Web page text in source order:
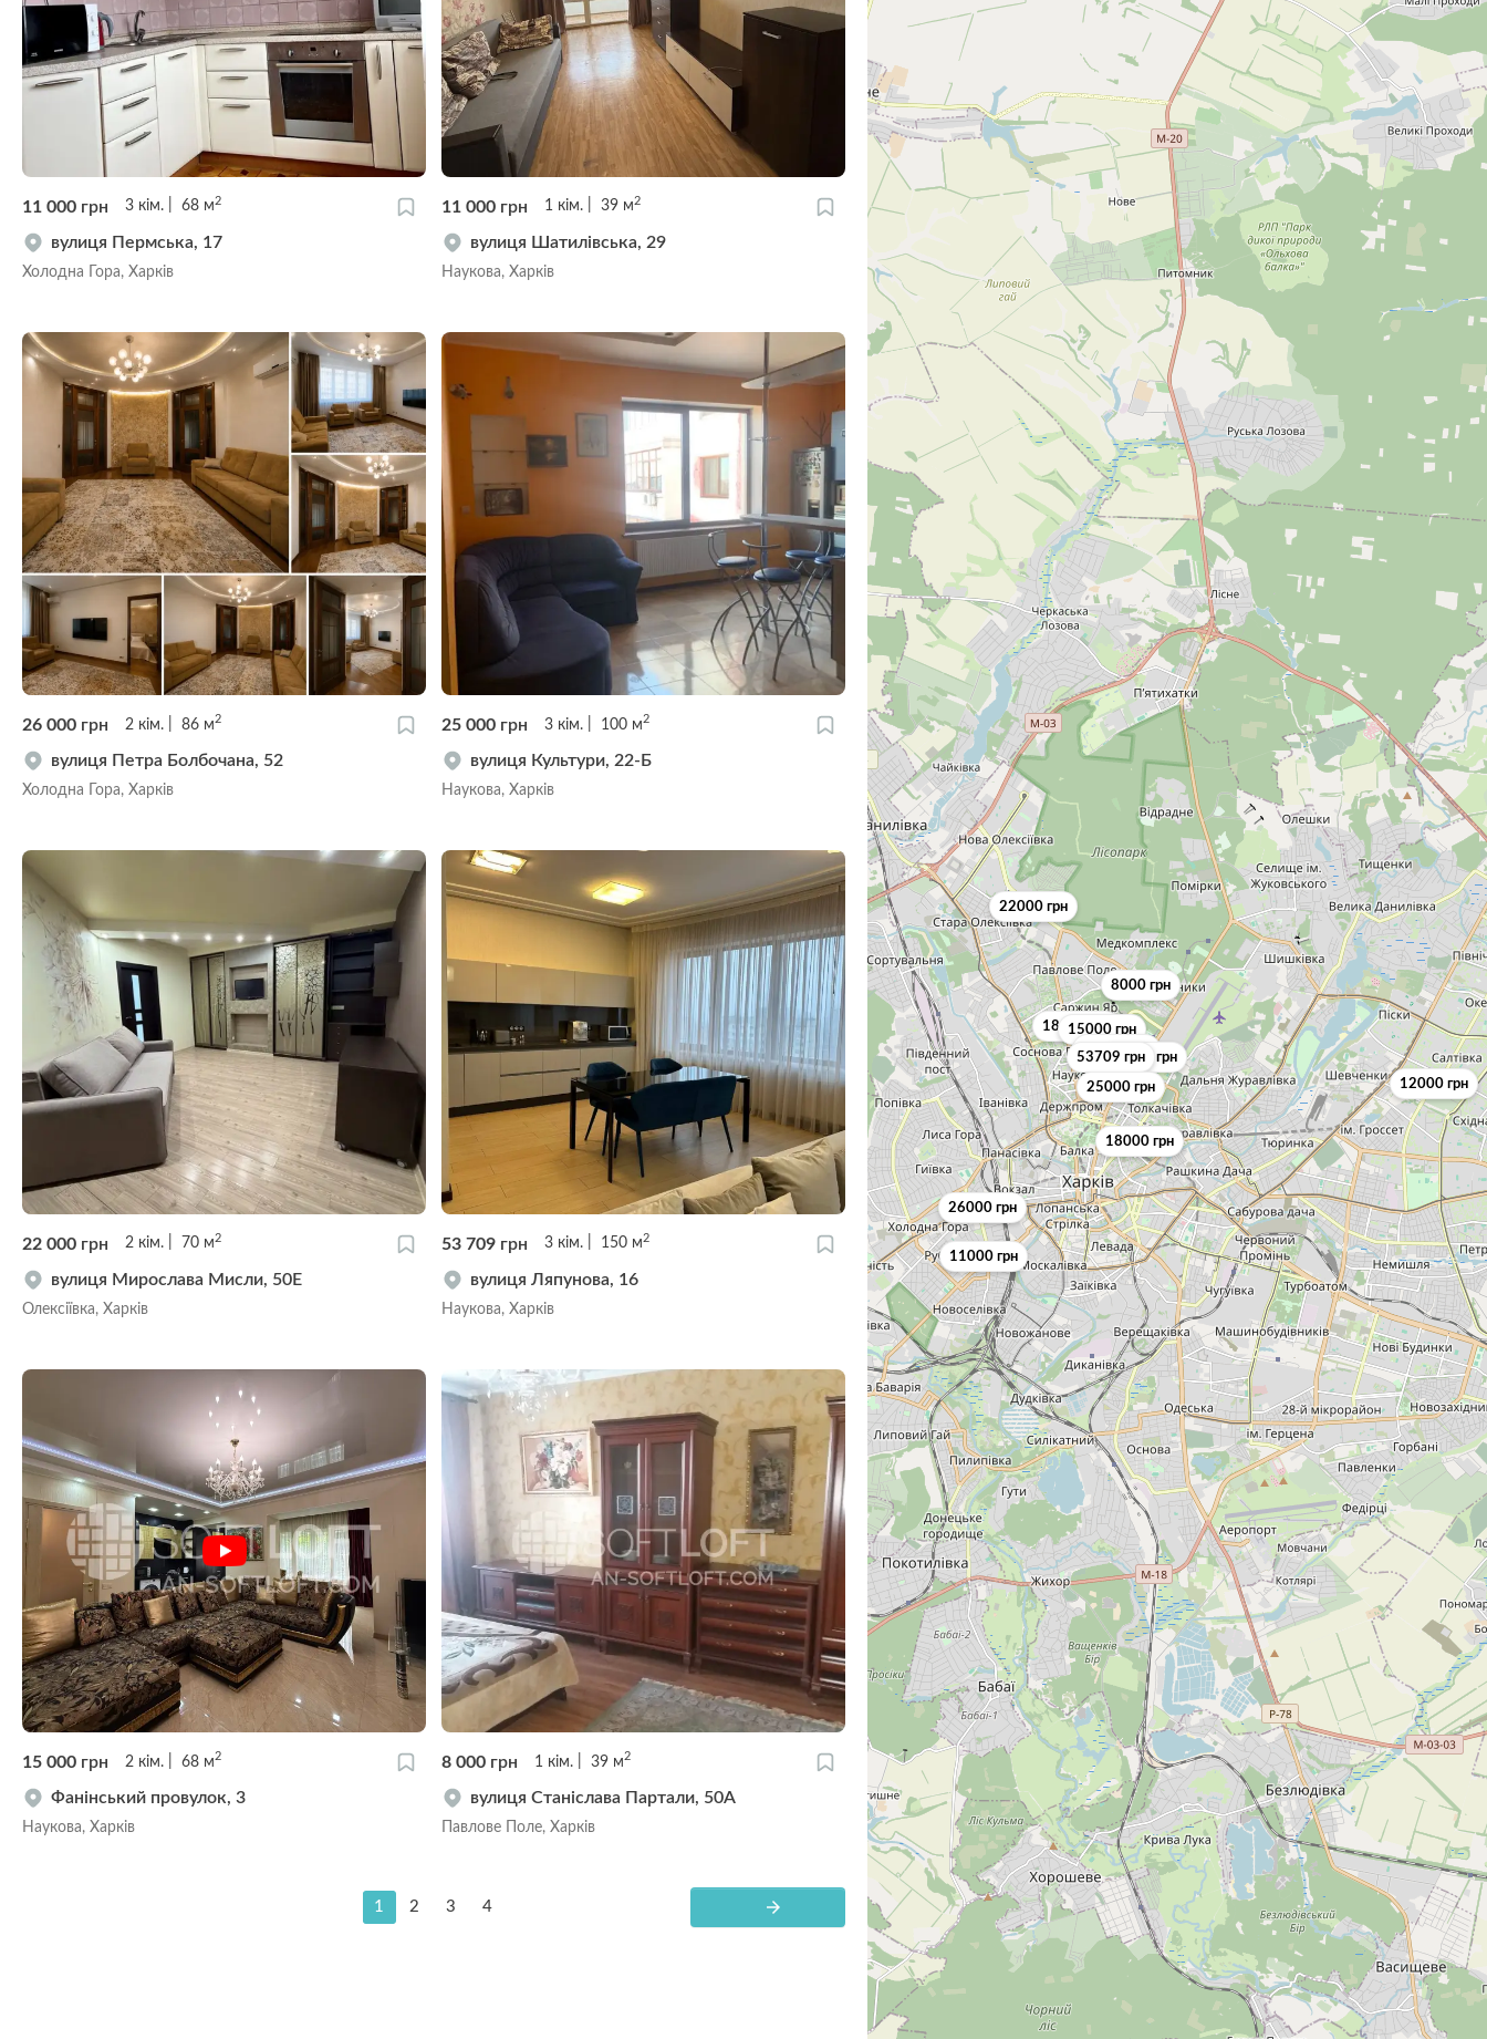
11 000 грн 3 кім. 68 м 2
вулиця Пермська, 17
Холодна Гора, Харків
11 000 грн 1 кім. 39 м 2
вулиця Шатилівська, 29
Наукова, Харків
26 000 грн 2 кім. 86 м2
вулиця Петра Болбочана, 52
Холодна Гора, Харків
25 000 грн 3 кім. 100 м2
вулиця Культури, 22-Б
Наукова, Харків
22 000 грн 2 кім. 70 м 2
вулиця Мирослава Мисли, 50Е
Олексіївка, Харків
53 709 грн 3 кім. 150 м 2
вулиця Ляпунова, 16
Наукова, Харків
15 000 грн 2 кім. 68 м2
Фанінський провулок, 3
Наукова, Харків
8 000 грн 1 кім. 39 м2
вулиця Станіслава Партали, 50А
Павлове Поле, Харків
1 2 3 4
18500 грн
15000 грн
15000 грн
18000 грн
11000 грн
8000 грн
53709 грн
22000 грн
12000 грн
26000 грн
25000 грн
11000 грн